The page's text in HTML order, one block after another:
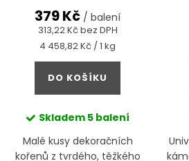
313,22 Kč bez DPH
379 Kč / balení
Měrná
cena:
4 458,82 Kč / 1 kg
DO KOŠÍKU
Skladem 5 balení
Malé kusy dekoračních
kořenů z tvrdého, těžkého